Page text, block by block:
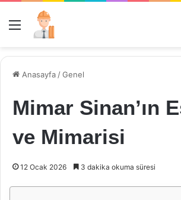
Menü
Anasayfa /Genel
Mimar Sinan’ın
ve Mimarisi
12 Ocak 2026 3 dakika okuma süresi